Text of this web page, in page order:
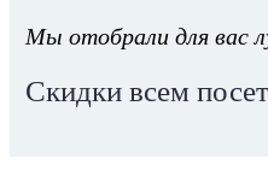
Мы отобрали для вас
Скидки всем